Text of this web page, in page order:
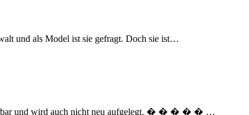
und als Model ist sie gefragt. Doch sie ist…
und wird auch nicht neu aufgelegt. � � � � � …